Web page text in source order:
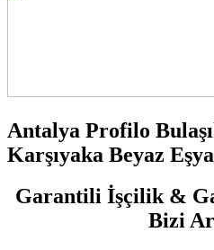
Antalya Profilo
Karşıyaka Beyaz
Garantili İşçilik &
Bizi